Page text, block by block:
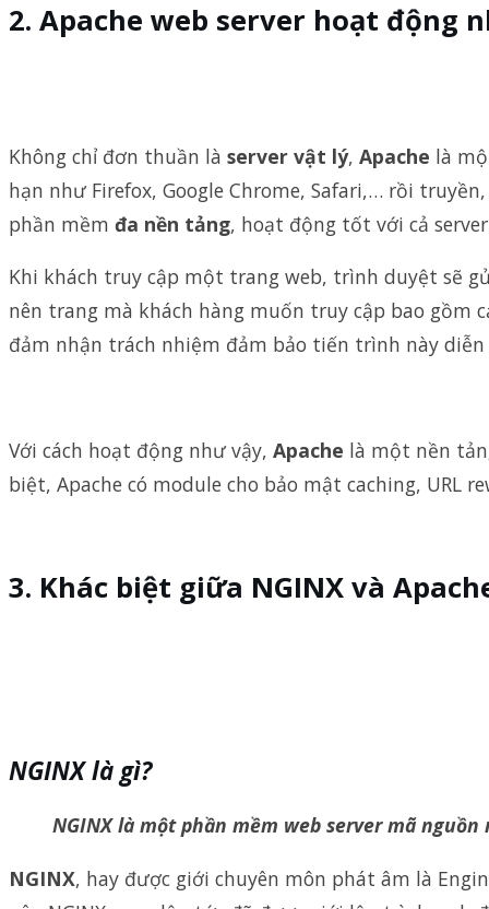
Apache web server hoạt động
Không chỉ đơn thuần là server vật lý, Apache là
hạn như Firefox, Google Chrome, Safari,… rồi
phần mềm đa nền tảng, hoạt động tốt với cả
Khi khách truy cập một trang web, trình duyệt sẽ
nên trang mà khách hàng muốn truy cập bao gồm
đảm nhận trách nhiệm đảm bảo tiến trình này
Với cách hoạt động như vậy, Apache là một nền
biệt, Apache có module cho bảo mật caching,
Khác biệt giữa NGINX và
NGINX là gì?
NGINX là một phần mềm web server mã
NGINX, hay được giới chuyên môn phát âm là